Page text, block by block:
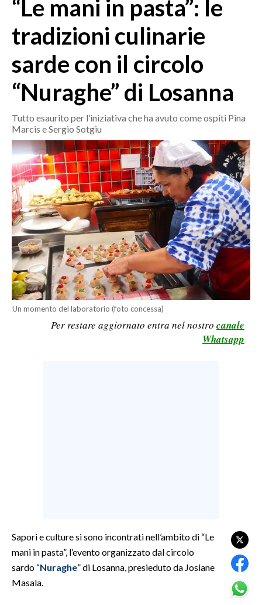
MEDIO CAMPIDANO
SASSARI E PROVINCIA
NUORO E PROVINCIA
OGLIASTRA
CRONACA
ITALIA
MONDO
POLITICA
ECONOMIA
SERVIZI ALLE IMPRESE
LAVORO
BANDI
SPORT IN SARDEGNA
SPETTACOLI
GOSSIP
“Le mani in pasta”: le
tradizioni culinarie
sarde con il circolo
“Nuraghe” di Losanna
Tutto esaurito per l’iniziativa che ha avuto come ospiti Pina
Marcis e Sergio Sotgiu
Un momento del laboratorio (foto concessa)
Per restare aggiornato entra nel nostro canale
Whatsapp
Sapori e culture si sono incontrati nell’ambito di “Le
mani in pasta”, l’evento organizzato dal circolo
sardo “Nuraghe” di Losanna, presieduto da Josiane
Masala.